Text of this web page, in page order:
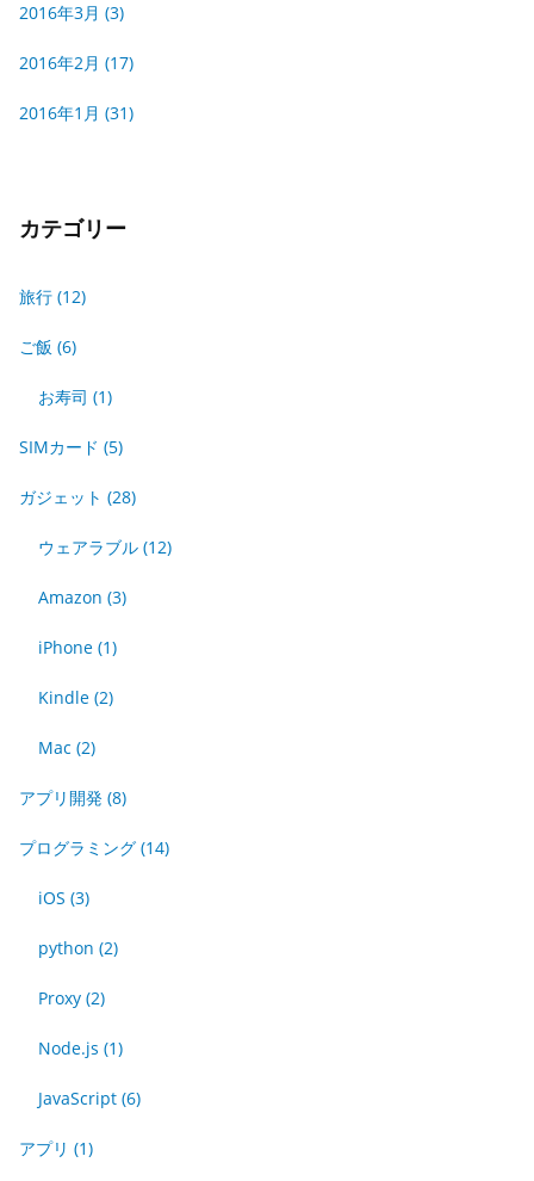
2016年3月 (3)
2016年2月 (17)
2016年1月 (31)
カテゴリー
旅行 (12)
ご飯 (6)
お寿司 (1)
SIMカード (5)
ガジェット (28)
ウェアラブル (12)
Amazon (3)
iPhone (1)
Kindle (2)
Mac (2)
アプリ開発 (8)
プログラミング (14)
iOS (3)
python (2)
Proxy (2)
Node.js (1)
JavaScript (6)
アプリ (1)